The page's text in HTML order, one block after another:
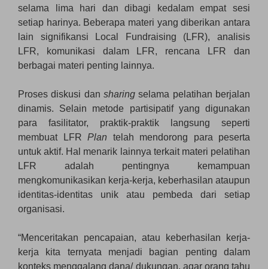
selama lima hari dan dibagi kedalam empat sesi
setiap harinya. Beberapa materi yang diberikan antara
lain signifikansi Local Fundraising (LFR), analisis
LFR, komunikasi dalam LFR, rencana LFR dan
berbagai materi penting lainnya.
Proses diskusi dan sharingselama pelatihan berjalan
dinamis. Selain metode partisipatif yang digunakan
para fasilitator, praktik-praktik langsung seperti
membuat LFR Plan telah
mendorong para peserta
untuk aktif. Hal menarik lainnya terkait materi pelatihan
LFR adalah pentingnya kemampuan
mengkomunikasikan kerja-kerja, keberhasilan ataupun
identitas-identitas unik atau pembeda dari setiap
organisasi.
“Menceritakan pencapaian, atau keberhasilan kerja-
kerja kita ternyata menjadi bagian penting dalam
konteks menggalang dana/ dukungan, agar orang tahu